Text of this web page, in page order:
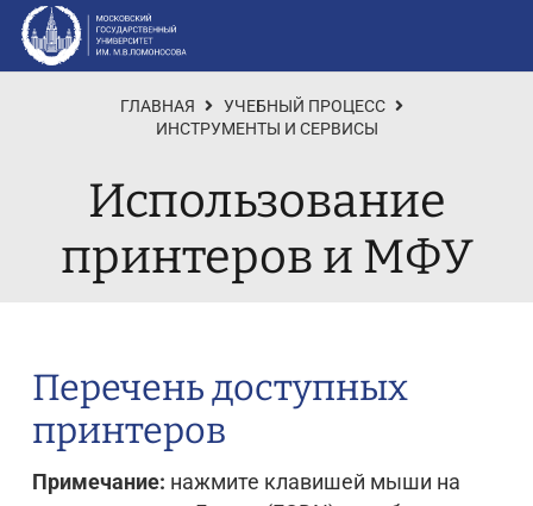
ГЛАВНАЯ
УЧЕБНЫЙ ПРОЦЕСС
ИНСТРУМЕНТЫ И СЕРВИСЫ
Использование
принтеров и МФУ
Перечень доступных
принтеров
Примечание: нажмите клавишей мыши на